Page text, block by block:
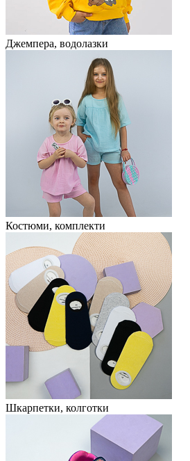
Джемпера, водолазки
Костюми, комплекти
Шкарпетки, колготки